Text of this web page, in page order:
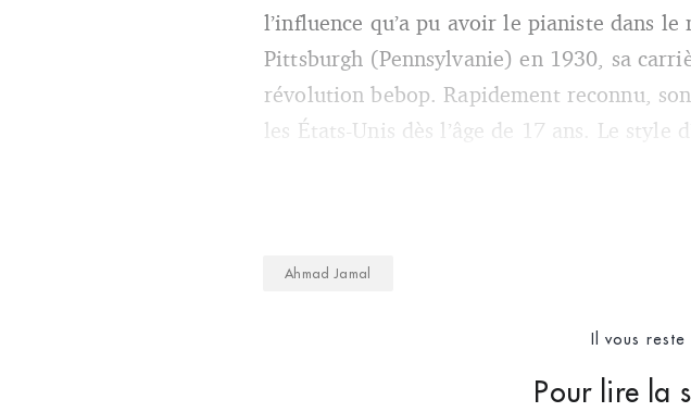
l’influence qu’a pu avoir le pianiste dans
Pittsburgh (Pennsylvanie) en 1930, sa
révolution bebop. Rapidement reconnu,
les États-Unis dès l’âge de 17 ans. Le style
Ahmad Jamal
Il vous reste
Pour lire la